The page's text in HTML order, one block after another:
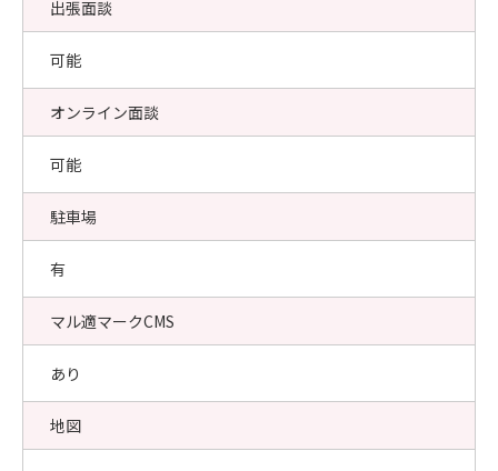
出張面談
可能
オンライン面談
可能
駐車場
有
マル適マークCMS
あり
地図